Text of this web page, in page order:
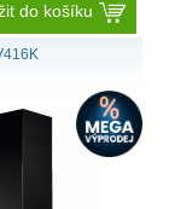
do košíku